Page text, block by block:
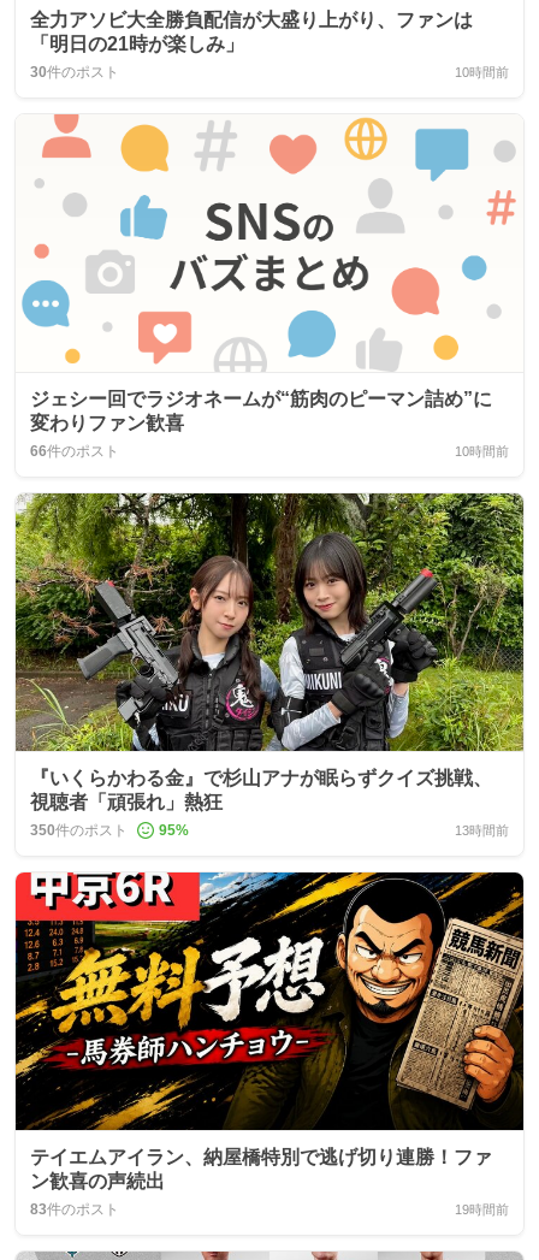
全力アソビ大全勝負配信が大盛り上がり、ファンは
「明日の21時が楽しみ」
30件のポスト 10時間前
ジェシー回でラジオネームが“筋肉のピーマン詰め”に
変わりファン歓喜
66件のポスト 10時間前
『いくらかわる金』で杉山アナが眠らずクイズ挑戦、
視聴者「頑張れ」熱狂
350件のポスト 95% 13時間前
テイエムアイラン、納屋橋特別で逃げ切り連勝！ファ
ン歓喜の声続出
83件のポスト 19時間前